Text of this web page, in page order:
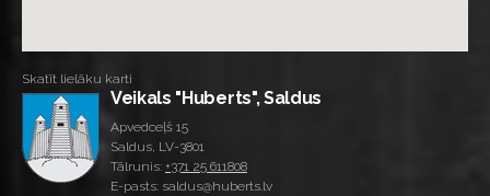
Skatīt lielāku karti
Veikals "Huberts", Saldus
Apvedceļš 15
Saldus, LV-3801
Tālrunis: +371 25 611808
E-pasts: saldus@huberts.lv